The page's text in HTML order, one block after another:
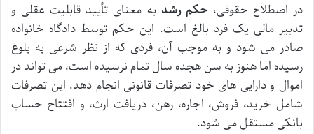
در اصطلاح حقوقی،حکم رشد به معنای تأیید قابلیت عقلی و
تدبیر مالی یک فرد بالغ است. این حکم توسط دادگاه خانواده
صادر می شود و به موجب آن، فردی که از نظر شرعی به بلوغ
رسیده اما هنوز به سن هجده سال تمام نرسیده است، می تواند در
اموال و دارایی های خود تصرفات قانونی انجام دهد. این تصرفات
شامل خرید، فروش، اجاره، رهن، دریافت ارث، و افتتاح حساب
بانکی مستقل می شود.